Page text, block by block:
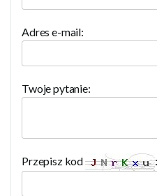
Adres e-mail:
Twoje pytanie:
Przepisz kod :